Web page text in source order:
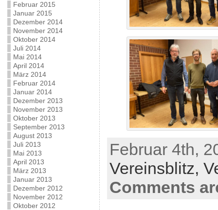
Februar 2015
Januar 2015
Dezember 2014
November 2014
Oktober 2014
Juli 2014
Mai 2014
April 2014
März 2014
Februar 2014
Januar 2014
Dezember 2013
November 2013
Oktober 2013
September 2013
August 2013
Juli 2013
Mai 2013
April 2013
März 2013
Januar 2013
Dezember 2012
November 2012
Oktober 2012
Februar 4th,
Vereinsblitz,
Comments